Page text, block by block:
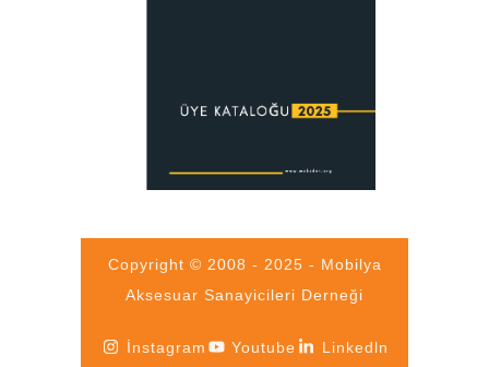
Copyright © 2008 - 2025 - Mobilya
Aksesuar Sanayicileri Derneği
İnstagram Youtube
Linkedln